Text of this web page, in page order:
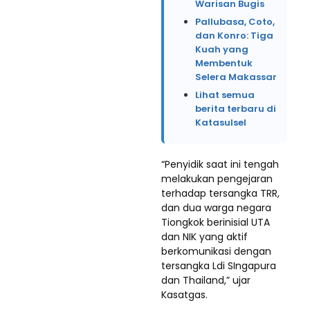
Warisan Bugis
Pallubasa, Coto,
dan Konro: Tiga
Kuah yang
Membentuk
Selera Makassar
Lihat semua
berita terbaru di
Katasulsel
“Penyidik saat ini tengah
melakukan pengejaran
terhadap tersangka TRR,
dan dua warga negara
Tiongkok berinisial UTA
dan NIK yang aktif
berkomunikasi dengan
tersangka Ldi SIngapura
dan Thailand,” ujar
Kasatgas.